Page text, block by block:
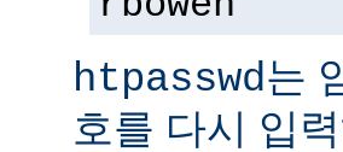
htpasswd는
호를 다시 입